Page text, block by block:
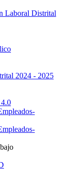
Laboral Distrital
2024 - 2025